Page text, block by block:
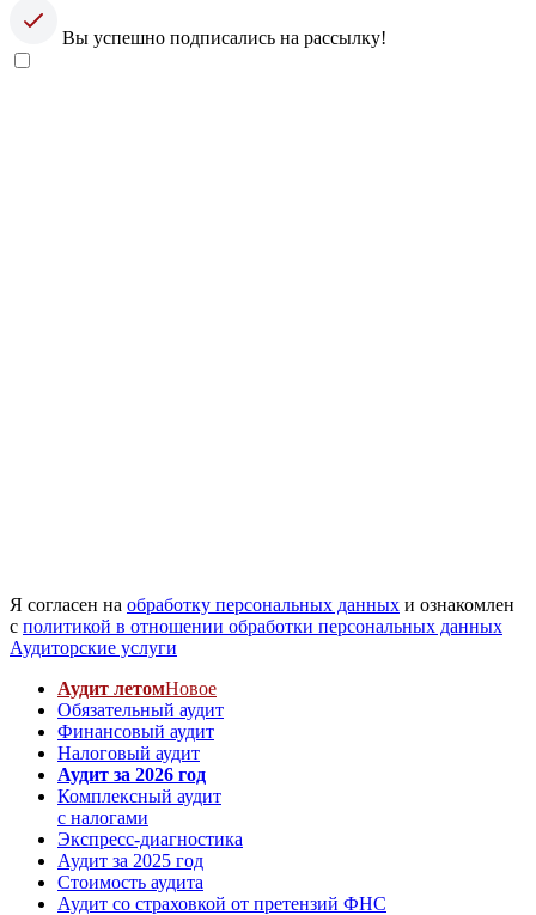
Вы успешно подписались на рассылку!
Я согласен на обработку персональных данных и ознакомлен
с политикой в отношении обработки персональных данных
Аудиторские услуги
Аудит летомНовое
Обязательный аудит
Финансовый аудит
Налоговый аудит
Аудит за 2026 год
Комплексный аудит
с налогами
Экспресс-диагностика
Аудит за 2025 год
Стоимость аудита
Аудит со страховкой от претензий ФНС